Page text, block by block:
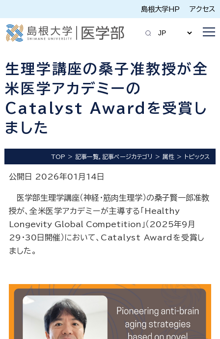
島根大学HP アクセス
生理学講座の桑子准教授が全
米医学アカデミーの
Catalyst Awardを受賞し
ました
TOP 記事一覧，記事ページカテゴリ 属性 トピックス
公開日 2026年01月14日
医学部生理学講座（神経・筋肉生理学）の桑子賢一郎准教
授が、 全米医学アカデミーが主導する
「Healthy
Longevity Global Competition」（ 2025年9月
29・30日開催）において、 Catalyst Award を受賞し
ました。